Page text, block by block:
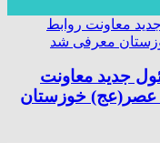
جدید معاونت
عصر(عج) خوزستان